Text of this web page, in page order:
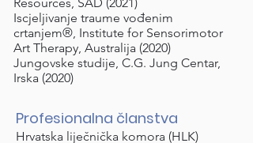
Iscjeljivanje traume vođenim
crtanjem®, Institute for Sensorimotor
Art Therapy, Australija (2020)
Jungovske studije, C.G. Jung Centar,
Irska (2020)
Profesionalna članstva
Hrvatska liječnička komora (HLK)